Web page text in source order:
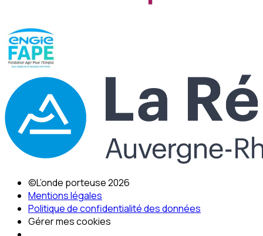
©L’onde porteuse 2026
Mentions légales
Politique de confidentialité des données
Gérer mes cookies